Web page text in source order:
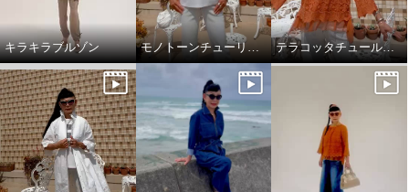
キラキラブルゾン モノトーンチューリップ柄のTシャツ テラコッタチュールレースプルオーバー。